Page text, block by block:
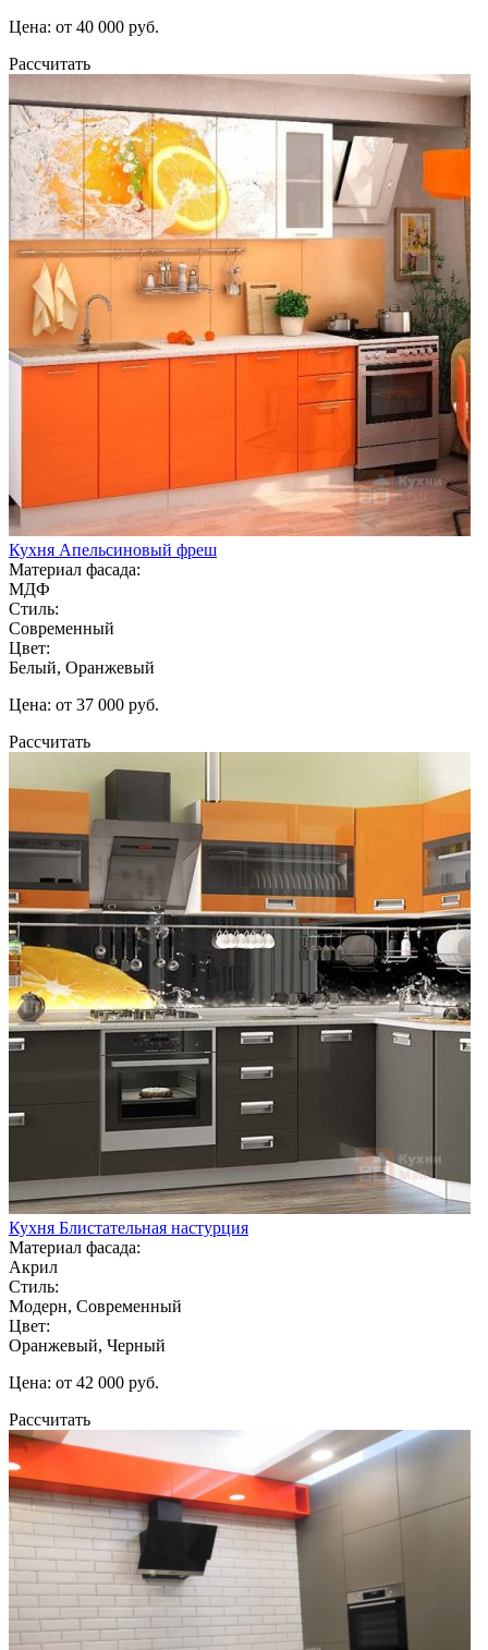
Цена: от 40 000 руб.
Рассчитать
Кухня Апельсиновый фреш
Материал фасада:
МДФ
Стиль:
Современный
Цвет:
Белый, Оранжевый
Цена: от 37 000 руб.
Рассчитать
Кухня Блистательная настурция
Материал фасада:
Акрил
Стиль:
Модерн, Современный
Цвет:
Оранжевый, Черный
Цена: от 42 000 руб.
Рассчитать